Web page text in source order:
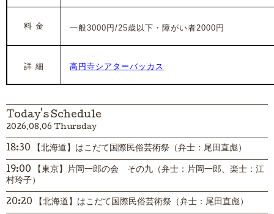
料 金 一般3000円/25歳以下・障がい者2000円
詳 細 高円寺シアターバッカス
Today's Schedule
2026.08.06 Thursday
18:30 【北海道】はこだて国際民俗芸術祭（弁士：尾田直彪）
19:00 【東京】片岡一郎の会 その九（弁士：片岡一郎、楽士：江
村玲子）
20:20 【北海道】はこだて国際民俗芸術祭（弁士：尾田直彪）